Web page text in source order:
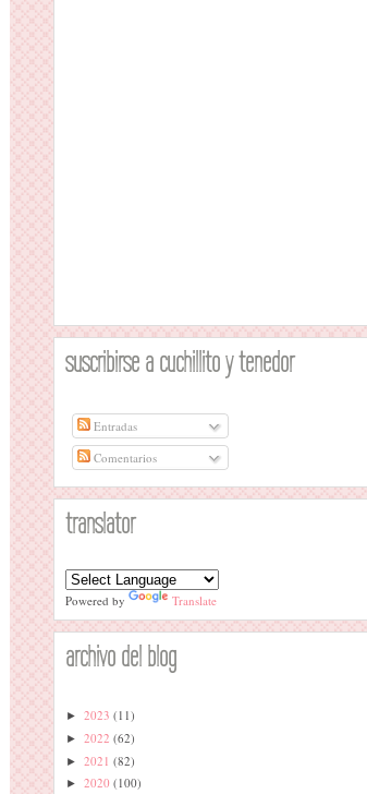
suscribirse a cuchillito y tenedor
Entradas
Comentarios
translator
Powered by Translate
archivo del blog
► 2023 (11)
► 2022 (62)
► 2021 (82)
► 2020 (100)